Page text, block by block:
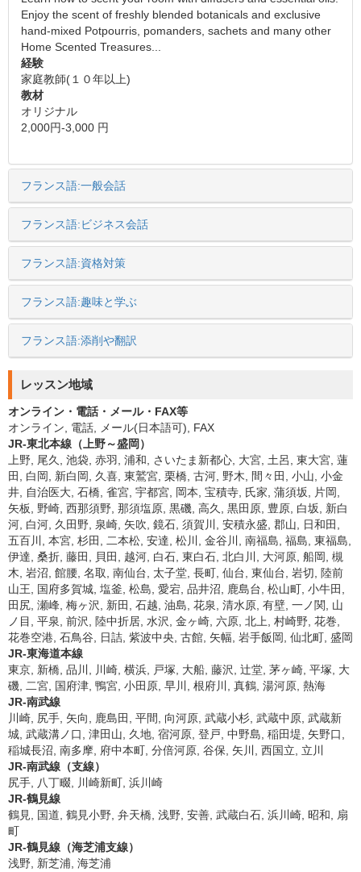
Enjoy the scent of freshly blended botanicals and exclusive
hand-mixed Potpourris, pomanders, sachets and many other
Home Scented Treasures...
経験
家庭教師(１０年以上)
教材
オリジナル
2,000円-3,000 円
フランス語:一般会話
フランス語:ビジネス会話
フランス語:資格対策
フランス語:趣味と学ぶ
フランス語:添削や翻訳
レッスン地域
オンライン・電話・メール・FAX等
オンライン, 電話, メール(日本語可), FAX
JR-東北本線（上野～盛岡）
上野, 尾久, 池袋, 赤羽, 浦和, さいたま新都心, 大宮, 土呂, 東大宮, 蓮
田, 白岡, 新白岡, 久喜, 東鷲宮, 栗橋, 古河, 野木, 間々田, 小山, 小金
井, 自治医大, 石橋, 雀宮, 宇都宮, 岡本, 宝積寺, 氏家, 蒲須坂, 片岡,
矢板, 野崎, 西那須野, 那須塩原, 黒磯, 高久, 黒田原, 豊原, 白坂, 新白
河, 白河, 久田野, 泉崎, 矢吹, 鏡石, 須賀川, 安積永盛, 郡山, 日和田,
五百川, 本宮, 杉田, 二本松, 安達, 松川, 金谷川, 南福島, 福島, 東福島,
伊達, 桑折, 藤田, 貝田, 越河, 白石, 東白石, 北白川, 大河原, 船岡, 槻
木, 岩沼, 館腰, 名取, 南仙台, 太子堂, 長町, 仙台, 東仙台, 岩切, 陸前
山王, 国府多賀城, 塩釜, 松島, 愛宕, 品井沼, 鹿島台, 松山町, 小牛田,
田尻, 瀬峰, 梅ヶ沢, 新田, 石越, 油島, 花泉, 清水原, 有壁, 一ノ関, 山
ノ目, 平泉, 前沢, 陸中折居, 水沢, 金ヶ崎, 六原, 北上, 村崎野, 花巻,
花巻空港, 石鳥谷, 日詰, 紫波中央, 古館, 矢幅, 岩手飯岡, 仙北町, 盛岡
JR-東海道本線
東京, 新橋, 品川, 川崎, 横浜, 戸塚, 大船, 藤沢, 辻堂, 茅ヶ崎, 平塚, 大
磯, 二宮, 国府津, 鴨宮, 小田原, 早川, 根府川, 真鶴, 湯河原, 熱海
JR-南武線
川崎, 尻手, 矢向, 鹿島田, 平間, 向河原, 武蔵小杉, 武蔵中原, 武蔵新
城, 武蔵溝ノ口, 津田山, 久地, 宿河原, 登戸, 中野島, 稲田堤, 矢野口,
稲城長沼, 南多摩, 府中本町, 分倍河原, 谷保, 矢川, 西国立, 立川
JR-南武線（支線）
尻手, 八丁畷, 川崎新町, 浜川崎
JR-鶴見線
鶴見, 国道, 鶴見小野, 弁天橋, 浅野, 安善, 武蔵白石, 浜川崎, 昭和, 扇
町
JR-鶴見線（海芝浦支線）
浅野, 新芝浦, 海芝浦